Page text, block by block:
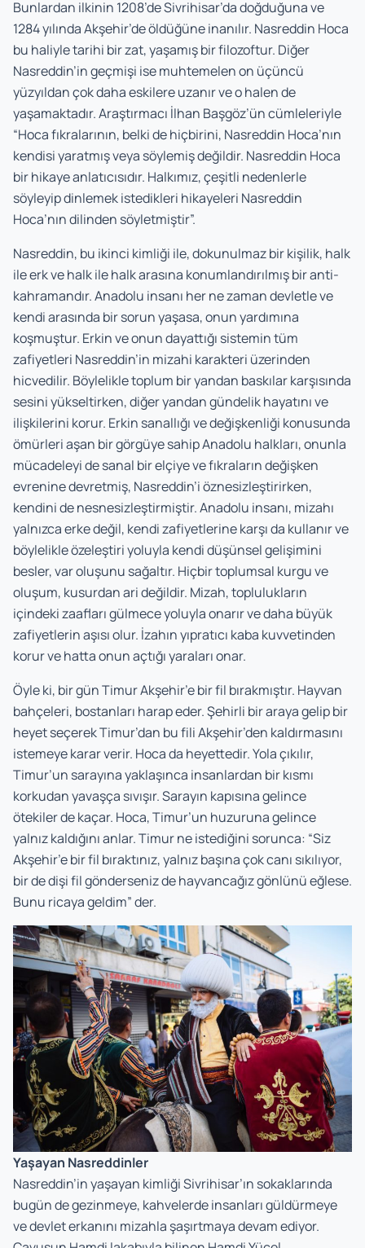
Bunlardan ilkinin 1208’de Sivrihisar’da doğduğuna ve
1284 yılında Akşehir’de öldüğüne inanılır. Nasreddin Hoca
bu haliyle tarihi bir zat, yaşamış bir filozoftur. Diğer
Nasreddin’in geçmişi ise muhtemelen on üçüncü
yüzyıldan çok daha eskilere uzanır ve o halen de
yaşamaktadır. Araştırmacı İlhan Başgöz’ün cümleleriyle
“Hoca fıkralarının, belki de hiçbirini, Nasreddin Hoca’nın
kendisi yaratmış veya söylemiş değildir. Nasreddin Hoca
bir hikaye anlatıcısıdır. Halkımız, çeşitli nedenlerle
söyleyip dinlemek istedikleri hikayeleri Nasreddin
Hoca’nın dilinden söyletmiştir”.
Nasreddin, bu ikinci kimliği ile, dokunulmaz bir kişilik, halk
ile erk ve halk ile halk arasına konumlandırılmış bir anti-
kahramandır. Anadolu insanı her ne zaman devletle ve
kendi arasında bir sorun yaşasa, onun yardımına
koşmuştur. Erkin ve onun dayattığı sistemin tüm
zafiyetleri Nasreddin’in mizahi karakteri üzerinden
hicvedilir. Böylelikle toplum bir yandan baskılar karşısında
sesini yükseltirken, diğer yandan gündelik hayatını ve
ilişkilerini korur. Erkin sanallığı ve değişkenliği konusunda
ömürleri aşan bir görgüye sahip Anadolu halkları, onunla
mücadeleyi de sanal bir elçiye ve fıkraların değişken
evrenine devretmiş, Nasreddin’i öznesizleştirirken,
kendini de nesnesizleştirmiştir. Anadolu insanı, mizahı
yalnızca erke değil, kendi zafiyetlerine karşı da kullanır ve
böylelikle özeleştiri yoluyla kendi düşünsel gelişimini
besler, var oluşunu sağaltır. Hiçbir toplumsal kurgu ve
oluşum, kusurdan ari değildir. Mizah, toplulukların
içindeki zaafları gülmece yoluyla onarır ve daha büyük
zafiyetlerin aşısı olur. İzahın yıpratıcı kaba kuvvetinden
korur ve hatta onun açtığı yaraları onar.
Öyle ki, bir gün Timur Akşehir’e bir fil bırakmıştır. Hayvan
bahçeleri, bostanları harap eder. Şehirli bir araya gelip bir
heyet seçerek Timur’dan bu fili Akşehir’den kaldırmasını
istemeye karar verir. Hoca da heyettedir. Yola çıkılır,
Timur’un sarayına yaklaşınca insanlardan bir kısmı
korkudan yavaşça sıvışır. Sarayın kapısına gelince
ötekiler de kaçar. Hoca, Timur’un huzuruna gelince
yalnız kaldığını anlar. Timur ne istediğini sorunca: “Siz
Akşehir’e bir fil bıraktınız, yalnız başına çok canı sıkılıyor,
bir de dişi fil gönderseniz de hayvancağız gönlünü eğlese.
Bunu ricaya geldim” der.
Yaşayan Nasreddinler
Nasreddin’in yaşayan kimliği Sivrihisar’ın sokaklarında
bugün de gezinmeye, kahvelerde insanları güldürmeye
ve devlet erkanını mizahla şaşırtmaya devam ediyor.